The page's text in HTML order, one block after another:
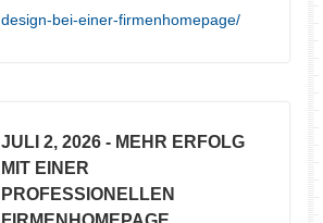
design-bei-einer-firmenhomepage/
JULI 2, 2026 - MEHR ERFOLG
MIT EINER
PROFESSIONELLEN